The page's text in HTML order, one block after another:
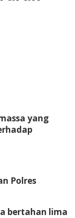
yang
Polres
bertahan lima